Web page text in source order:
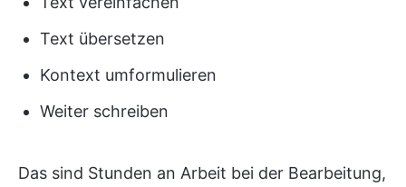
Text übersetzen
Kontext umformulieren
Weiter schreiben
Das sind Stunden an Arbeit bei der Bearbeitung,